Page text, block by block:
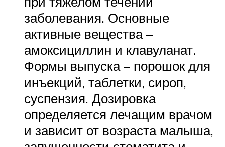
заболевания. Основные
активные вещества –
амоксициллин и клавуланат.
Формы выпуска – порошок для
инъекций, таблетки, сироп,
суспензия. Дозировка
определяется лечащим врачом
и зависит от возраста малыша,